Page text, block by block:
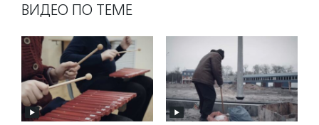
ВИДЕО ПО ТЕМЕ